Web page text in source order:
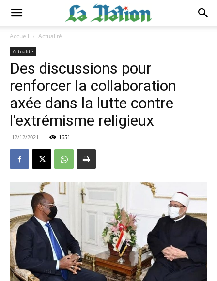
Accueil Actualité
Actualité
Des discussions pour
renforcer la collaboration
axée dans la lutte contre
l’extrémisme religieux
12/12/2021 1651